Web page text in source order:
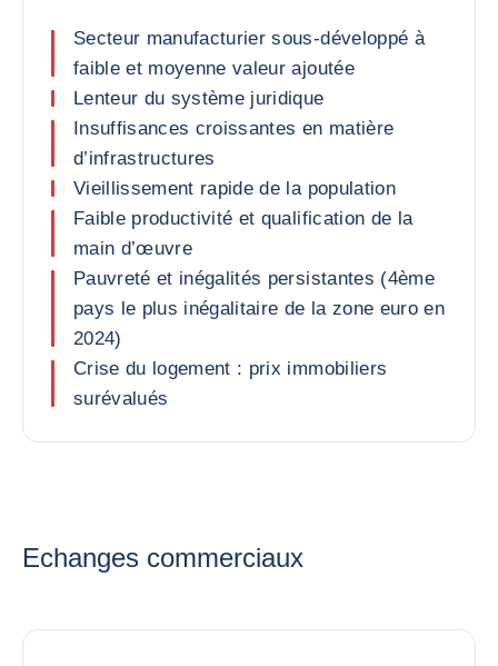
Secteur manufacturier sous-développé à
faible et moyenne valeur ajoutée
Lenteur du système juridique
Insuffisances croissantes en matière
d’infrastructures
Vieillissement rapide de la population
Faible productivité et qualification de la
main d’œuvre
Pauvreté et inégalités persistantes (4ème
pays le plus inégalitaire de la zone euro en
2024)
Crise du logement : prix immobiliers
surévalués
Echanges commerciaux